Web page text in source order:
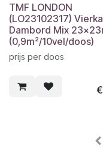
TMF LONDON
(LO23102317)
Dambord Mix
(0,9m²/10vel/doos)
prijs per doos
€